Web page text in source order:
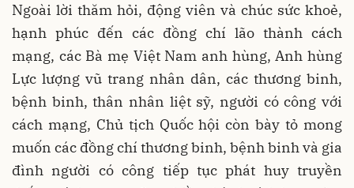
Ngoài lời thăm hỏi, động viên và chúc sức khoẻ,
hạnh phúc đến các đồng chí lão thành cách
mạng, các Bà mẹ Việt Nam anh hùng, Anh hùng
Lực lượng vũ trang nhân dân, các thương binh,
bệnh binh, thân nhân liệt sỹ, người có công với
cách mạng, Chủ tịch Quốc hội còn bày tỏ mong
muốn các đồng chí thương binh, bệnh binh và gia
đình người có công tiếp tục phát huy truyền